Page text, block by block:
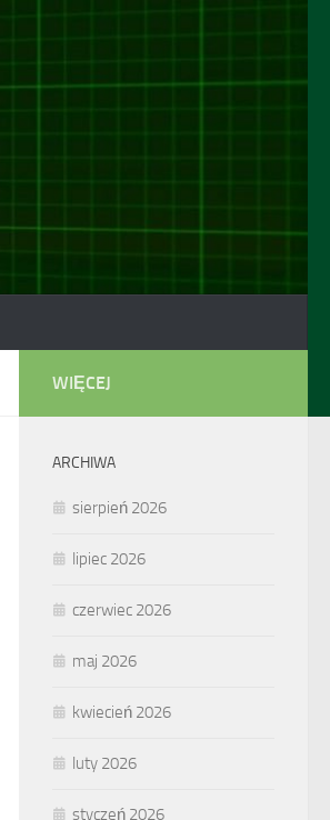
WIĘCEJ
ARCHIWA
sierpień 2026
lipiec 2026
czerwiec 2026
maj 2026
kwiecień 2026
luty 2026
styczeń 2026